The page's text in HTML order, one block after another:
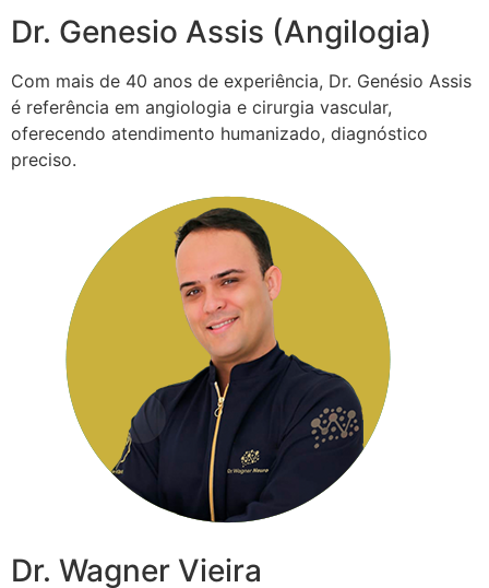
Dr. Genesio Assis (Angilogia)
Com mais de 40 anos de experiência, Dr. Genésio Assis
é referência em angiologia e cirurgia vascular,
oferecendo atendimento humanizado, diagnóstico
preciso.
Dr. Wagner Vieira